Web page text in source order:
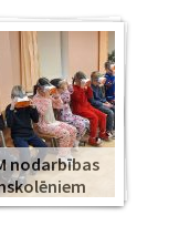
nodarbības